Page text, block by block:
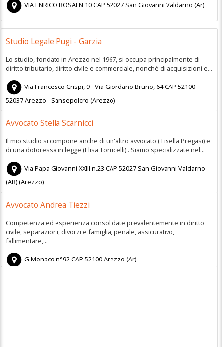
VIA ENRICO ROSAI N 10CAP52027 San Giovanni Valdarno (Ar)
Studio Legale Pugi - Garzia
Lo studio, fondato in Arezzo nel 1967, si occupa principalmente di
diritto tributario, diritto civile e commerciale, nonché di acquisizioni e...
Via Francesco Crispi, 9 - Via Giordano Bruno, 64CAP52100 -
52037Arezzo - Sansepolcro (Arezzo)
Avvocato Stella Scarnicci
Il mio studio si compone anche di un'altro avvocato ( Lisella Pregasi) e
di una dotoressa in legge (Elisa Torricelli) . Siamo specializzate nel...
Via Papa Giovanni XXIII n.23 CAP52027 San Giovanni Valdarno
(AR)(Arezzo)
Avvocato Andrea Tiezzi
Competenza ed esperienza consolidate prevalentemente in diritto
civile, separazioni, divorzi e famiglia, penale, assicurativo,
fallimentare,...
G.Monaco n°92CAP52100Arezzo (Ar)